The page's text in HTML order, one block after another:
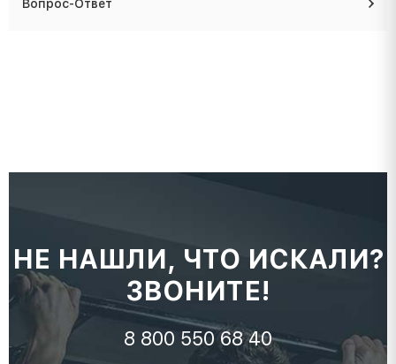
Вопрос-Ответ
НЕ НАШЛИ, ЧТО ИСКАЛИ?
ЗВОНИТЕ!
8 800 550 68 40